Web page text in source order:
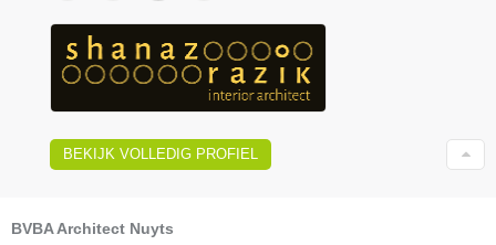
BEKIJK VOLLEDIG PROFIEL
BVBA Architect Nuyts